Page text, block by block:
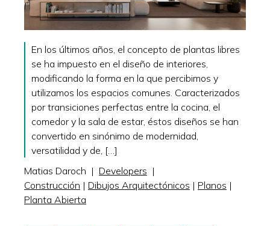
En los últimos años, el concepto de plantas libres
se ha impuesto en el diseño de interiores,
modificando la forma en la que percibimos y
utilizamos los espacios comunes. Caracterizados
por transiciones perfectas entre la cocina, el
comedor y la sala de estar, éstos diseños se han
convertido en sinónimo de modernidad,
versatilidad y de, […]
Matias Daroch | Developers |
Construcción | Dibujos Arquitectónicos | Planos |
Planta Abierta